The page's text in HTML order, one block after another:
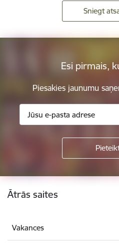
Sniegt
Esi pirmais,
Piesakies jaunumu
Kājene
Ātrās saites
Vakances